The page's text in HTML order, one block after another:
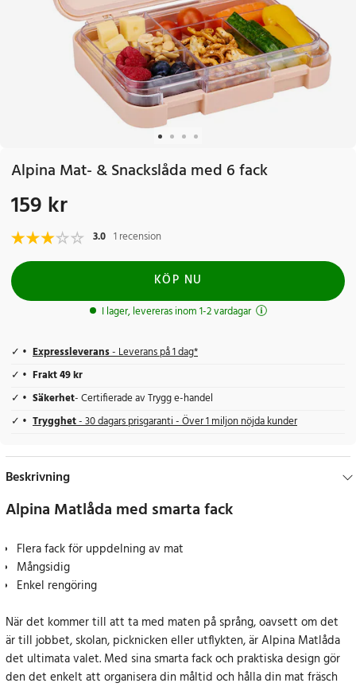
Alpina Mat- & Snackslåda med 6 fack
Pris:159 kr
159 kr
3.0 1 recension
KÖP NU
I lager, levereras inom 1-2 vardagar
Expressleverans- Leverans på 1 dag*
Frakt 49 kr
Säkerhet- Certifierade av Trygg e-handel
Trygghet- 30 dagars prisgaranti - Över 1 miljon nöjda kunder
Beskrivning
Alpina Matlåda med smarta fack
Flera fack för uppdelning av mat
Mångsidig
Enkel rengöring
När det kommer till att ta med maten på språng, oavsett om det
är till jobbet, skolan, picknicken eller utflykten, är Alpina Matlåda
det ultimata valet. Med sina smarta fack och praktiska design gör
den det enkelt att organisera din måltid och hålla din mat fräsch